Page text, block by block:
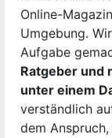
Online-
Umgebung.
Aufgabe
Ratgeber und
unter einem
verständlich
dem